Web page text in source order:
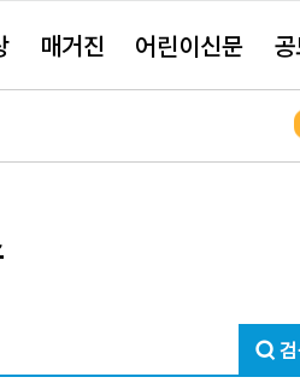
매거진 어린이신문
검
색